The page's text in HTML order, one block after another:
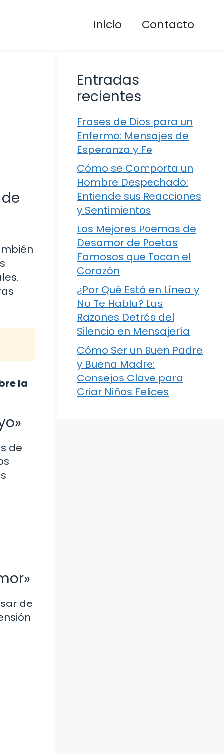
Inicio Contacto
la
de
de
Entradas
recientes
Frases de Dios para un
Enfermo: Mensajes de
Esperanza y Fe
Cómo se Comporta un
Hombre Despechado:
Entiende sus Reacciones
y Sentimientos
Los Mejores Poemas de
Desamor de Poetas
Famosos que Tocan el
Corazón
¿Por Qué Está en Línea y
No Te Habla? Las
Razones Detrás del
Silencio en Mensajería
Cómo Ser un Buen Padre
y Buena Madre:
Consejos Clave para
Criar Niños Felices